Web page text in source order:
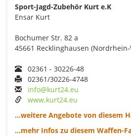
Sport-Jagd-Zubehör Kurt e.K
Ensar Kurt
Bochumer Str. 82 a
45661 Recklinghausen
02361 - 30226-48
02361/30226-4748
info@kurt24.eu
www.kurt24.eu
...weitere Angebote von diesem
...mehr Infos zu diesem Waffen-